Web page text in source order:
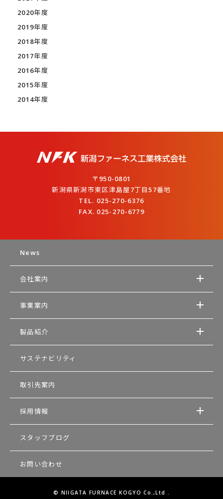
2020年度
2019年度
2018年度
2017年度
2016年度
2015年度
2014年度
〒950-0801
新潟県新潟市東区津島屋7丁目57番地
TEL. 025-270-6376
FAX. 025-270-6779
News
会社案内
事業案内
製品紹介
サステナビリティ
取引先案内
採用情報
スタッフブログ
お問い合わせ
© NIIGATA FURNACE KOGYO Co.,Ltd .